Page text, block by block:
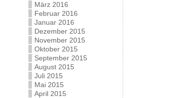
März 2016
Februar 2016
Januar 2016
Dezember 2015
November 2015
Oktober 2015
September 2015
August 2015
Juli 2015
Mai 2015
April 2015